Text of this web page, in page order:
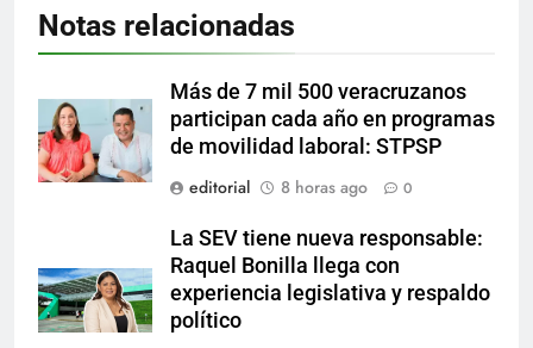
Notas relacionadas
Más de 7 mil 500 veracruzanos
participan cada año en programas
de movilidad laboral: STPSP
editorial
8 horas ago 0
La SEV tiene nueva responsable:
Raquel Bonilla llega con
experiencia legislativa y respaldo
político